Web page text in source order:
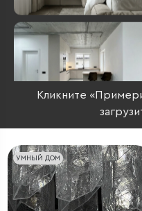
Кликните
УМНЫЙ ДОМ